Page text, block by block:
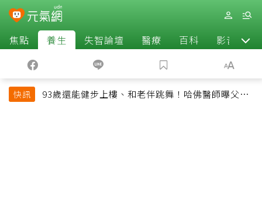
焦點 養生 失智論壇 醫療 百科 影音
快訊
93歲還能健步上樓、和老伴跳舞！哈佛醫師曝父親